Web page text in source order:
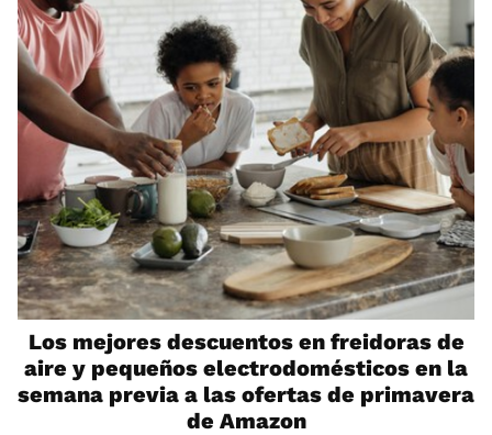
Los mejores descuentos en freidoras de
aire y pequeños electrodomésticos en la
semana previa a las ofertas de primavera
de Amazon